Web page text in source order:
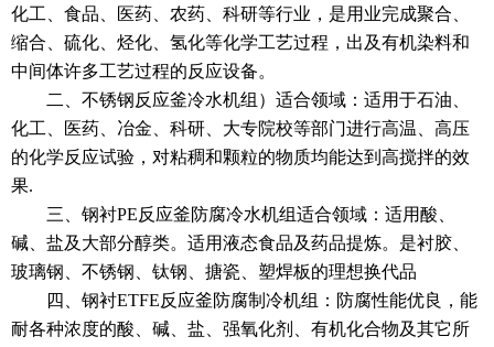
化工、食品、医药、农药、科研等行业，是用业完成聚合、
缩合、硫化、烃化、氢化等化学工艺过程，出及有机染料和
中间体许多工艺过程的反应设备。
二、不锈钢反应釜冷水机组）适合领域：适用于石油、
化工、医药、冶金、科研、大专院校等部门进行高温、高压
的化学反应试验，对粘稠和颗粒的物质均能达到高搅拌的效
果.
三、钢衬PE反应釜防腐冷水机组适合领域：适用酸、
碱、盐及大部分醇类。适用液态食品及药品提炼。是衬胶、
玻璃钢、不锈钢、钛钢、搪瓷、塑焊板的理想换代品
四、钢衬ETFE反应釜防腐制冷机组：防腐性能优良，能
耐各种浓度的酸、碱、盐、强氧化剂、有机化合物及其它所